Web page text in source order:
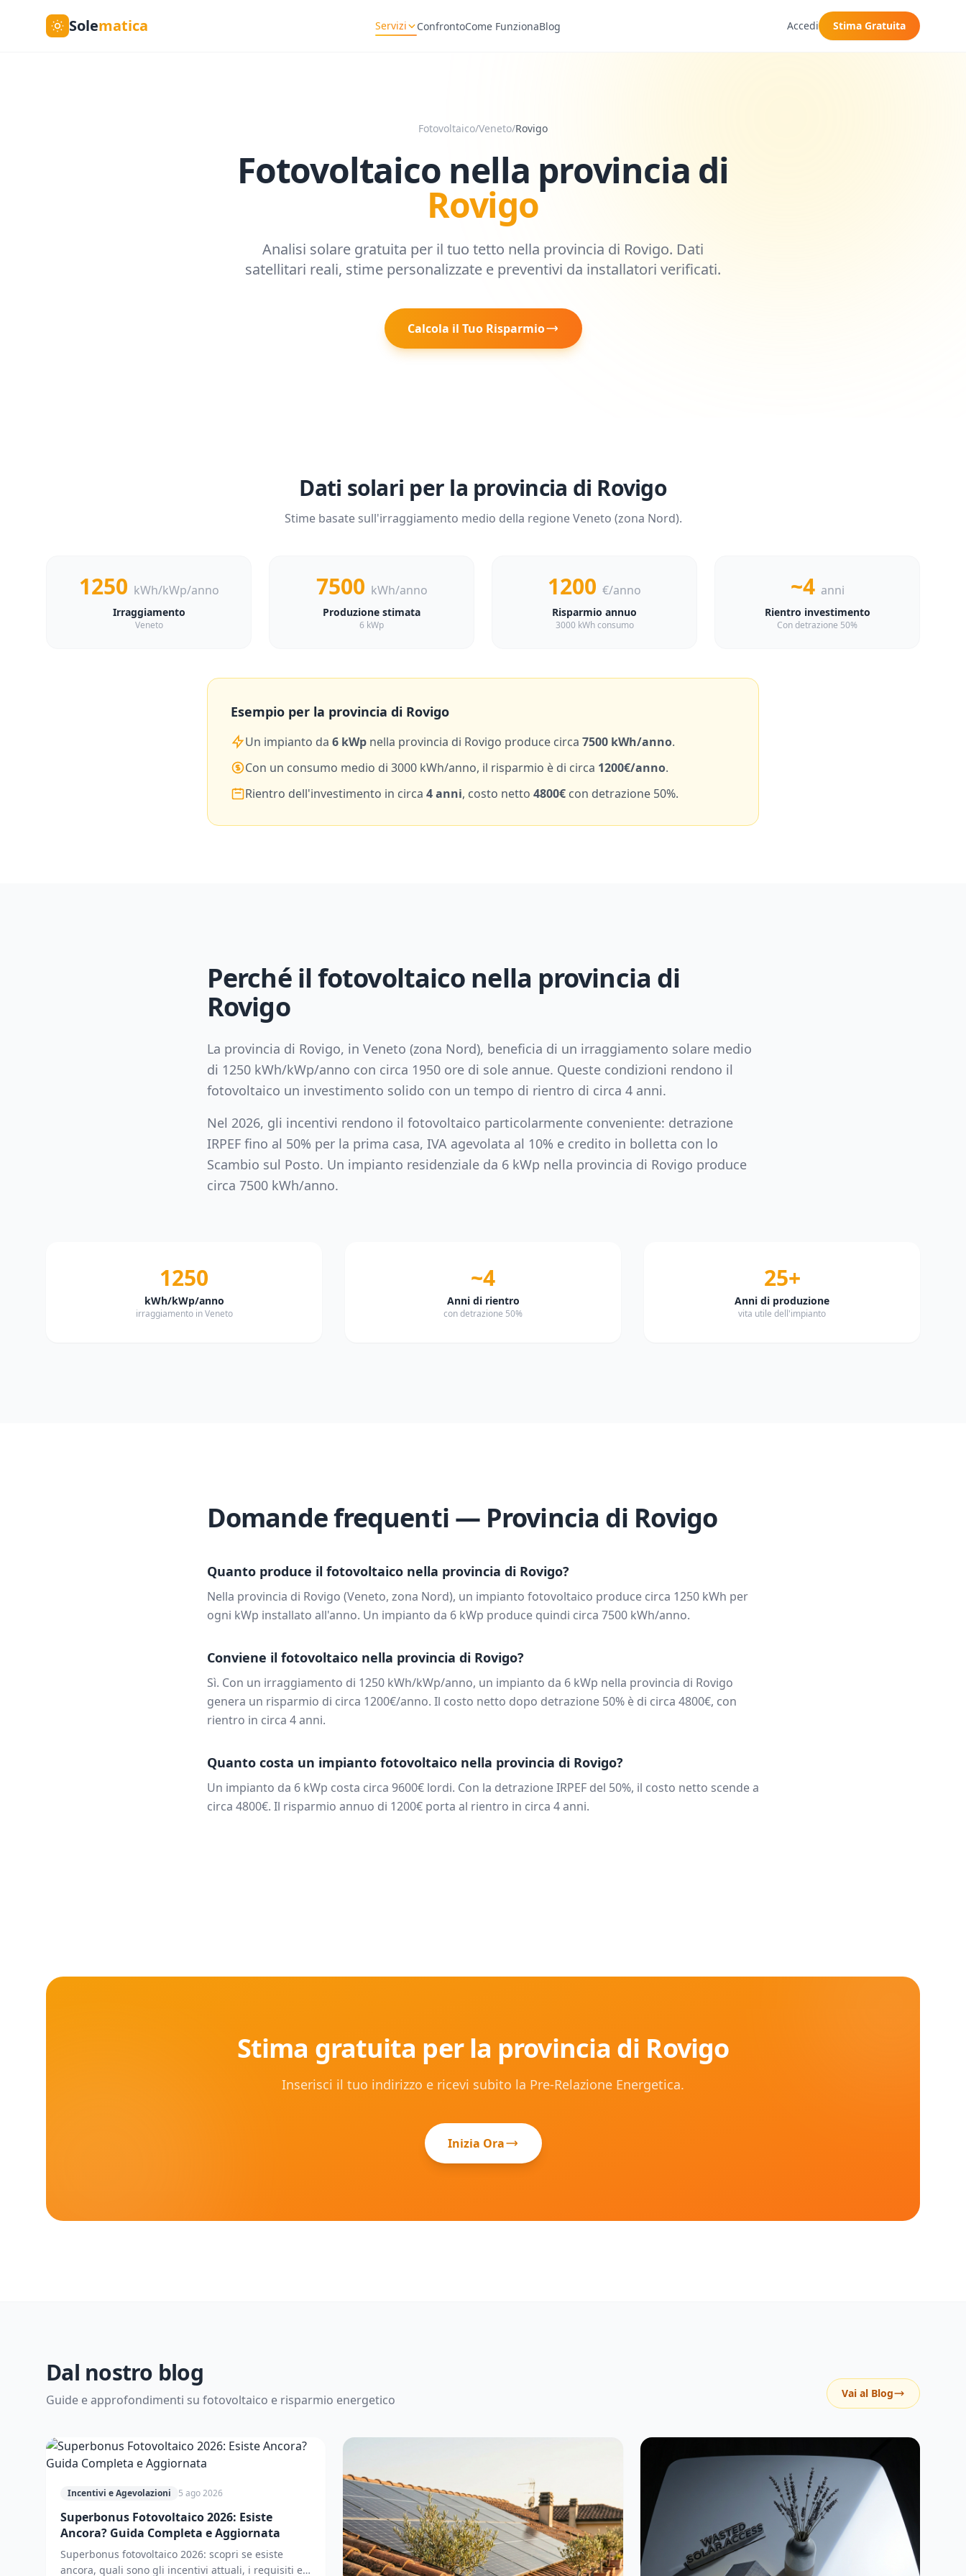
Solematica Servizi ConfrontoCome FunzionaBlog Accedi Stima Gratuita
Fotovoltaico/Veneto/Rovigo
Fotovoltaico nella provincia di
Rovigo
Analisi solare gratuita per il tuo tetto nella provincia di Rovigo. Dati
satellitari reali, stime personalizzate e preventivi da installatori verificati.
Calcola il Tuo Risparmio
Dati solari per la provincia di Rovigo
Stime basate sull'irraggiamento medio della regioneVeneto (zona Nord).
1250 kWh/kWp/anno
Irraggiamento
Veneto
7500 kWh/anno
Produzione stimata
6 kWp
1200 €/anno
Risparmio annuo
3000 kWh consumo
~4 anni
Rientro investimento
Con detrazione 50%
Esempio per la provincia di Rovigo
Un impianto da 6 kWp nella provincia di Rovigo produce circa 7500 kWh/anno.
Con un consumo medio di 3000 kWh/anno, il risparmio è di circa 1200€/anno.
Rientro dell'investimento in circa 4anni, costo netto 4800€ con detrazione 50%.
Perché il fotovoltaico nella provincia di
Rovigo
La provincia di Rovigo, in Veneto (zona Nord), beneficia di un irraggiamento solare medio
di 1250 kWh/kWp/anno con circa 1950 ore di sole annue. Queste condizioni rendono il
fotovoltaico un investimento solido con un tempo di rientro di circa 4 anni.
Nel 2026, gli incentivi rendono il fotovoltaico particolarmente conveniente: detrazione
IRPEF fino al 50% per la prima casa, IVA agevolata al 10% e credito in bolletta con lo
Scambio sul Posto. Un impianto residenziale da 6 kWp nella provincia di Rovigo produce
circa 7500 kWh/anno.
1250
kWh/kWp/anno
irraggiamento in Veneto
~4
Anni di rientro
con detrazione 50%
25+
Anni di produzione
vita utile dell'impianto
Domande frequenti — Provincia di Rovigo
Quanto produce il fotovoltaico nella provincia di Rovigo?
Nella provincia di Rovigo (Veneto, zona Nord), un impianto fotovoltaico produce circa 1250 kWh per
ogni kWp installato all'anno. Un impianto da 6 kWp produce quindi circa 7500 kWh/anno.
Conviene il fotovoltaico nella provincia di Rovigo?
Sì. Con un irraggiamento di 1250 kWh/kWp/anno, un impianto da 6 kWp nella provincia di Rovigo
genera un risparmio di circa 1200€/anno. Il costo netto dopo detrazione 50% è di circa 4800€, con
rientro in circa 4anni.
Quanto costa un impianto fotovoltaico nella provincia di Rovigo?
Un impianto da 6 kWp costa circa 9600€ lordi. Con la detrazione IRPEF del 50%, il costo netto scende a
circa 4800€. Il risparmio annuo di 1200€ porta al rientro in circa 4anni.
Stima gratuita per la provincia di Rovigo
Inserisci il tuo indirizzo e ricevi subito la Pre-Relazione Energetica.
Inizia Ora
Dal nostro blog
Guide e approfondimenti su fotovoltaico e risparmio energetico Vai al Blog
Incentivi e Agevolazioni 5 ago 2026
Superbonus Fotovoltaico 2026: Esiste
Ancora? Guida Completa e Aggiornata
Superbonus fotovoltaico 2026: scopri se esiste
ancora, quali sono gli incentivi attuali, i requisiti e